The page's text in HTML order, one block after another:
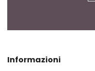
Informazioni